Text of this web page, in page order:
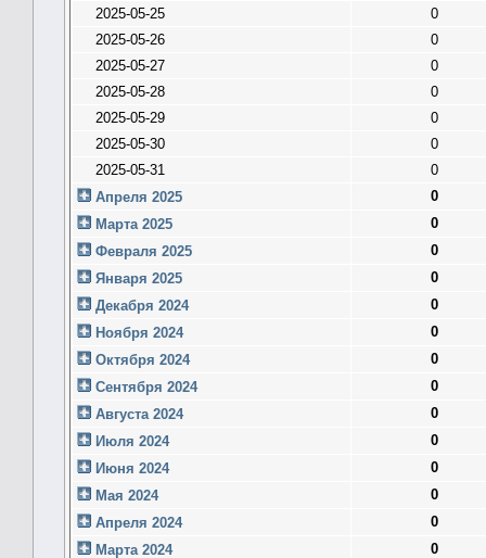
2025-05-25
0
2025-05-26
0
2025-05-27
0
2025-05-28
0
2025-05-29
0
2025-05-30
0
2025-05-31
0
Апреля 2025
0
Марта 2025
0
Февраля 2025
0
Января 2025
0
Декабря 2024
0
Ноября 2024
0
Октября 2024
0
Сентября 2024
0
Августа 2024
0
Июля 2024
0
Июня 2024
0
Мая 2024
0
Апреля 2024
0
Марта 2024
0